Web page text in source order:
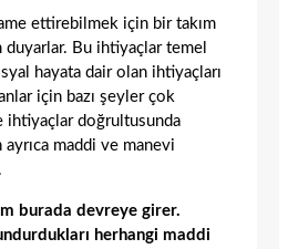
ettirebilmek için bir takım
Bu ihtiyaçlar temel
hayata dair olan ihtiyaçları
için bazı şeyler çok
ihtiyaçlar doğrultusunda
maddi ve manevi
burada devreye girer.
herhangi maddi